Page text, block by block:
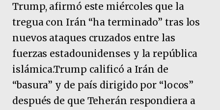
Trump, afirmó este miércoles que la
tregua con Irán “ha terminado” tras los
nuevos ataques cruzados entre las
fuerzas estadounidenses y la república
islámica.Trump calificó a Irán de
“basura” y de país dirigido por “locos”
después de que Teherán respondiera a